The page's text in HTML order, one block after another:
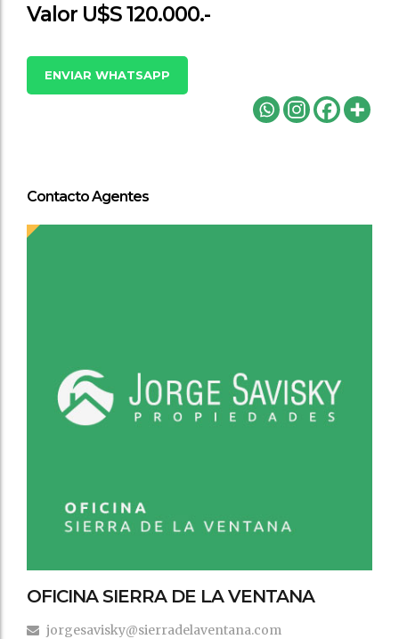
Valor U$S 120.000.-
ENVIAR WHATSAPP
Contacto Agentes
OFICINA SIERRA DE LA VENTANA
jorgesavisky@sierradelaventana.com